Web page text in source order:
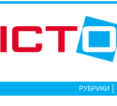
РУБРИКИ